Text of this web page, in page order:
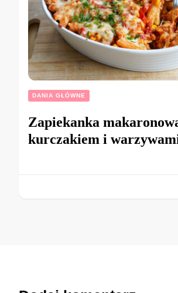
DANIA GŁÓWNE
Zapiekanka
kurczakiem i